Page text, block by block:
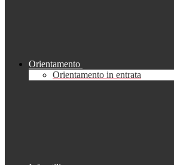
Orientamento
Orientamento in entrata